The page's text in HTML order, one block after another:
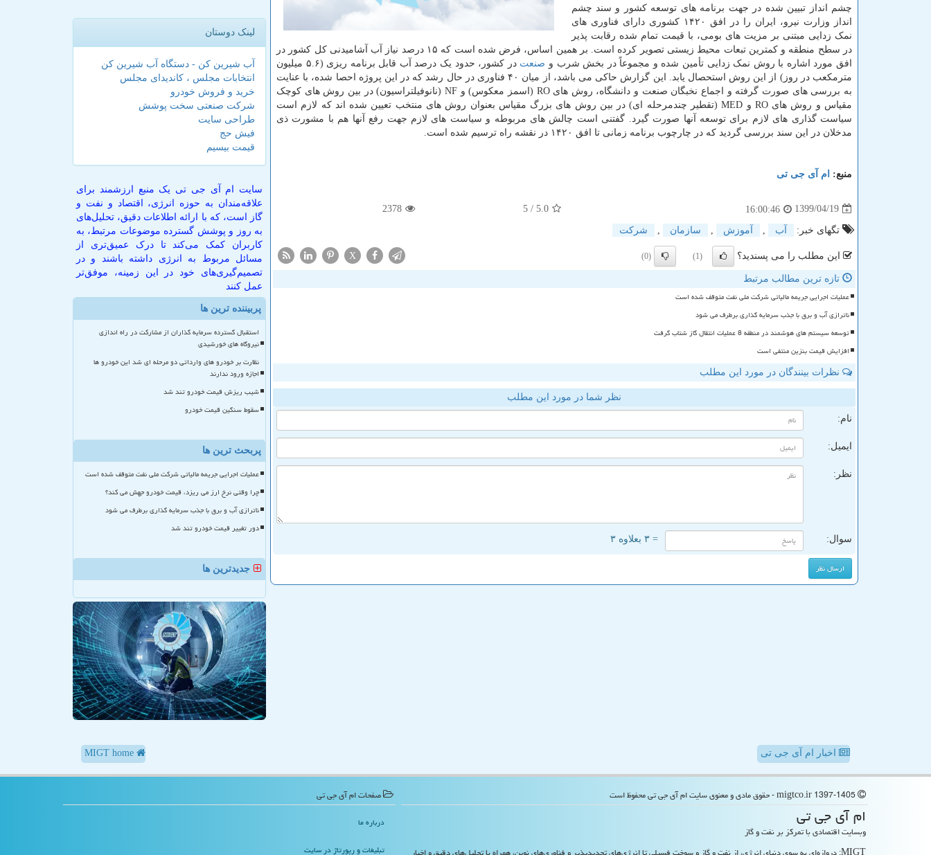
چشم انداز تبیین شده در جهت برنامه های توسعه کشور و سند چشم
انداز وزارت نیرو، ایران را در افق ۱۴۲۰ کشوری دارای فناوری های
نمک زدایی مبتنی بر مزیت های بومی، با قیمت تمام شده رقابت پذیر
در سطح منطقه و کمترین تبعات محیط زیستی تصویر کرده است. بر همین اساس، فرض شده است که ۱۵ درصد نیاز آب آشامیدنی کل کشور در
افق مورد اشاره با روش نمک زدایی تأمین شده و مجموعاً در بخش شرب و صنعت
در کشور، حدود یک درصد آب قابل برنامه ریزی (۵.۶ میلیون
مترمکعب در روز) از این روش استحصال یابد. این گزارش حاکی می باشد، از میان ۴۰ فناوری در حال رشد که در این پروژه احصا شده، با عنایت
به بررسی های صورت گرفته و اجماع نخبگان صنعت و دانشگاه، روش های RO (اسمز معکوس) و NF (نانوفیلتراسیون) در بین روش های کوچک
مقیاس و روش های RO و MED (تقطیر چندمرحله ای) در بین روش های بزرگ مقیاس بعنوان روش های منتخب تعیین شده اند که لازم است
سیاست گذاری های لازم برای توسعه آنها صورت گیرد. گفتنی است چالش های مربوطه و سیاست های لازم جهت رفع آنها هم با مشورت ذی
مدخلان در این سند بررسی گردید که در چارچوب برنامه زمانی تا افق ۱۴۲۰ در نقشه راه ترسیم شده است.
منبع: ام آی جی تی
1399/04/19
16:00:46
5.0
/ 5
2378
تگهای خبر: آب آموزش سازمان شركت
این مطلب را می پسندید؟ (1)
(0)
X
تازه ترین مطالب مرتبط
عملیات اجرایی جریمه مالیاتی شرکت ملی نفت متوقف شده است
ناترازی آب و برق با جذب سرمایه گذاری برطرف می شود
توسعه سیستم های هوشمند در منطقه 8 عملیات انتقال گاز شتاب گرفت
افزایش قیمت بنزین منتفی است
نظرات بینندگان در مورد این مطلب
نظر شما در مورد این مطلب
نام:
ایمیل:
نظر:
سوال: = ۳ بعلاوه ۳
لینک دوستان
آب شیرین کن - دستگاه آب شیرین کن
انتخابات مجلس ، کاندیدای مجلس
خرید و فروش خودرو
شرکت صنعتی سخت پوشش
طراحی سایت
فیش حج
قیمت بیسیم
سایت ام آی جی تی یک منبع ارزشمند برای
علاقه‌مندان به حوزه انرژی، اقتصاد و نفت و
گاز است، که با ارائه اطلاعات دقیق، تحلیل‌های
به روز و پوشش گسترده موضوعات مرتبط، به
کاربران کمک می‌کند تا درک عمیق‌تری از
مسائل مربوط به انرژی داشته باشند و در
تصمیم‌گیری‌های خود در این زمینه، موفق‌تر
عمل کنند
پربیننده ترین ها
استقبال گسترده سرمایه گذاران از مشارکت در راه اندازی
نیروگاه های خورشیدی
نظارت بر خودرو های وارداتی دو مرحله ای شد این خودرو ها
اجازه ورود ندارند
شیب ریزش قیمت خودرو تند شد
سقوط سنگین قیمت خودرو
پربحث ترین ها
عملیات اجرایی جریمه مالیاتی شرکت ملی نفت متوقف شده است
چرا وقتی نرخ ارز می ریزد، قیمت خودرو جهش می کند؟
ناترازی آب و برق با جذب سرمایه گذاری برطرف می شود
دور تغییر قیمت خودرو تند شد
جدیدترین ها
اخبار ام آی جی تی
ام آی جی تی
وبسایت اقتصادی با تمرکز بر نفت و گاز
صفحات ام آی جی تی
درباره ما
تبلیغات و رپورتاژ در سایت